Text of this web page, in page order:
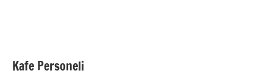
Kafe Personeli